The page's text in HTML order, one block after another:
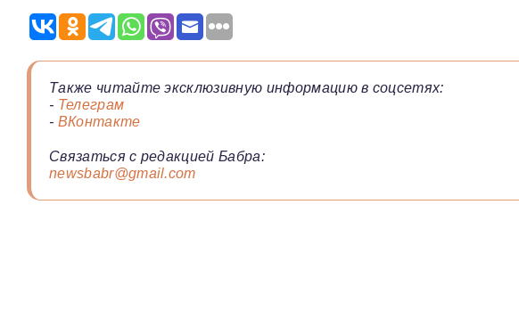
Также читайте эксклюзивную информацию в соцсетях:
- Телеграм
- ВКонтакте
Связаться с редакцией Бабра:
newsbabr@gmail.com